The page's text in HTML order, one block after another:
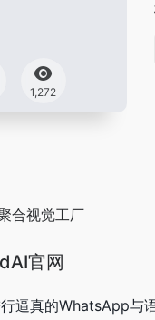
1,272
官网
逼真的WhatsApp与